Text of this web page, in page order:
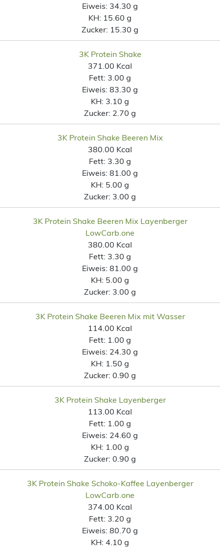
Eiweis: 34.30 g
KH: 15.60 g
Zucker: 15.30 g
3K Protein Shake
371.00 Kcal
Fett: 3.00 g
Eiweis: 83.30 g
KH: 3.10 g
Zucker: 2.70 g
3K Protein Shake Beeren Mix
380.00 Kcal
Fett: 3.30 g
Eiweis: 81.00 g
KH: 5.00 g
Zucker: 3.00 g
3K Protein Shake Beeren Mix Layenberger
LowCarb.one
380.00 Kcal
Fett: 3.30 g
Eiweis: 81.00 g
KH: 5.00 g
Zucker: 3.00 g
3K Protein Shake Beeren Mix mit Wasser
114.00 Kcal
Fett: 1.00 g
Eiweis: 24.30 g
KH: 1.50 g
Zucker: 0.90 g
3K Protein Shake Layenberger
113.00 Kcal
Fett: 1.00 g
Eiweis: 24.60 g
KH: 1.00 g
Zucker: 0.90 g
3K Protein Shake Schoko-Kaffee Layenberger
LowCarb.one
374.00 Kcal
Fett: 3.20 g
Eiweis: 80.70 g
KH: 4.10 g